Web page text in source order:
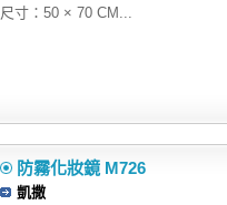
尺寸：50 × 70 CM...
防霧化妝鏡 M726
凱撒